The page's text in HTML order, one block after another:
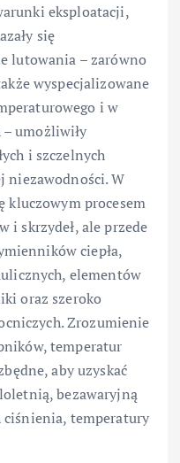
eksploatacji,
się
lutowania – zarówno
wyspecjalizowane
i w
umożliwiły
i szczelnych
niezawodności. W
kluczowym procesem
i skrzydeł, ale przede
ciepła,
elementów
oraz szeroko
Zrozumienie
temperatur
aby uzyskać
bezawaryjną
ciśnienia, temperatury